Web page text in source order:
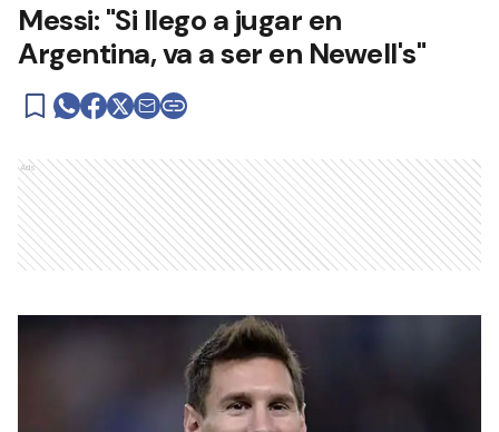
Messi: "Si llego a jugar en
Argentina, va a ser en Newell's"
Ads